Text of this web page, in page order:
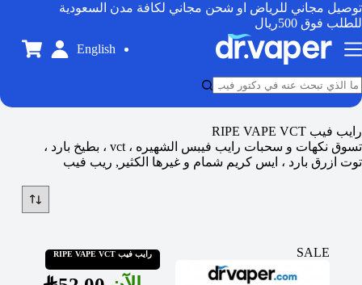
توصيل مجاني للرياض او شحن مجاني لكافة مدن السعودية
للطلب فوق 500ريال
English
رايب فيب RIPE VAPE VCT
تسوق نكهات و سحبات رايب فيبس الشهيره ، vct ، بطيخ بارد ،
توت ازرق بارد ، ايس كريم شمام و غيرها الكثير, ريب فيب
SALE رايب فيب RIPE VAPE VCT